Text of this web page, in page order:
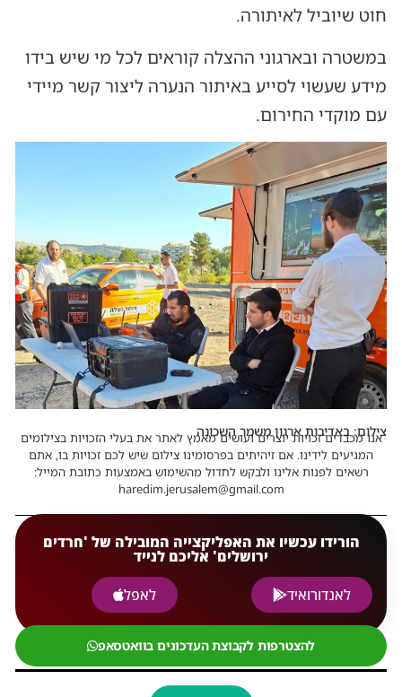
חוט שיוביל לאיתורה.
במשטרה ובארגוני ההצלה קוראים לכל מי שיש בידו
מידע שעשוי לסייע באיתור הנערה ליצור קשר מיידי
עם מוקדי החירום.
צילום: באדיבות ארגון משמר השכונה
אנו מכבדים זכויות יוצרים ועושים מאמץ לאתר את בעלי הזכויות בצילומים
המגיעים לידינו. אם זיהיתים בפרסומינו צילום שיש לכם זכויות בו, אתם
רשאים לפנות אלינו ולבקש לחדול מהשימוש באמצעות כתובת המייל:
haredim.jerusalem@gmail.com
הורידו עכשיו את האפליקצייה המובילה של 'חרדים
ירושלים' אליכם לנייד
לאנדורואיד
לאפל
להצטרפות לקבוצת העדכונים בוואטסאפ